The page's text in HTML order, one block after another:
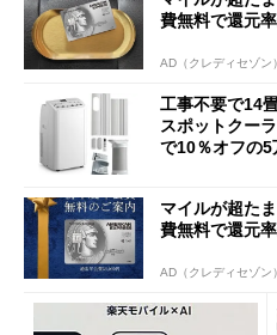
費無料で還元
AD（クレディセゾン）
工事不要で14
スポットクー
で10％オフの5
マイルが超た
費無料で還元
AD（クレディセゾン）